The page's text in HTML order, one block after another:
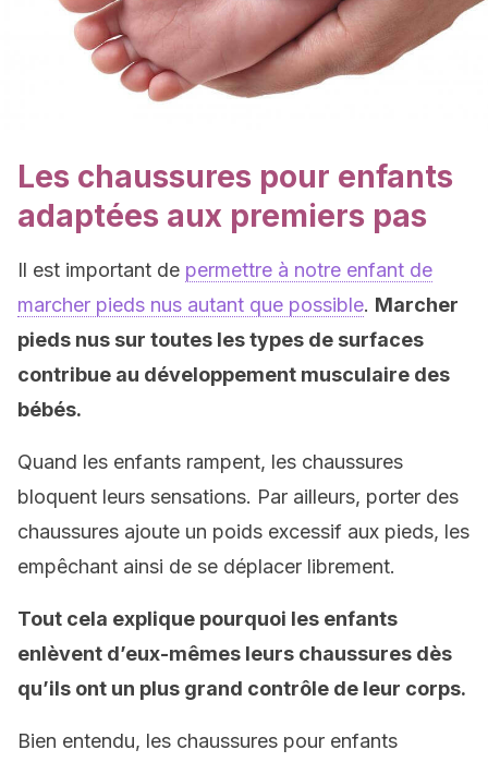
Les chaussures pour enfants
adaptées aux premiers pas
Il est important de permettre à notre enfant de
marcher pieds nus autant que possible. Marcher
pieds nus sur toutes les types de surfaces
contribue au développement musculaire des
bébés.
Quand les enfants rampent, les chaussures
bloquent leurs sensations. Par ailleurs, porter des
chaussures ajoute un poids excessif aux pieds, les
empêchant ainsi de se déplacer librement.
Tout cela explique pourquoi les enfants
enlèvent d’eux-mêmes leurs chaussures dès
qu’ils ont un plus grand contrôle de leur corps.
Bien entendu, les chaussures pour enfants